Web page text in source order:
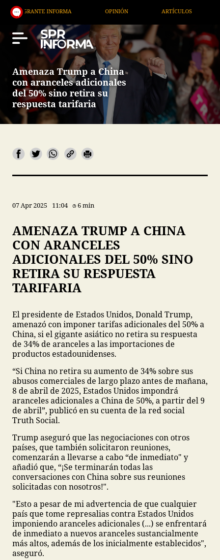
INFORMA
Amenaza Trump a China
con aranceles adicionales
del 50% sino retira su
respuesta tarifaria
07 Apr 2025 11:04 6 min
AMENAZA TRUMP A CHINA
CON ARANCELES
ADICIONALES DEL 50% SINO
RETIRA SU RESPUESTA
TARIFARIA
El presidente de Estados Unidos, Donald Trump,
amenazó con imponer tarifas adicionales del 50% a
China, si el gigante asiático no retira su respuesta
de 34% de aranceles a las importaciones de
productos estadounidenses.
“Si China no retira su aumento de 34% sobre sus
abusos comerciales de largo plazo antes de mañana,
8 de abril de 2025, Estados Unidos impondrá
aranceles adicionales a China de 50%, a partir del 9
de abril”, publicó en su cuenta de la red social
Truth Social.
Trump aseguró que las negociaciones con otros
países, que también solicitaron reuniones,
comenzarán a llevarse a cabo “de inmediato" y
añadió que, “¡Se terminarán todas las
conversaciones con China sobre sus reuniones
solicitadas con nosotros!".
"Esto a pesar de mi advertencia de que cualquier
país que tome represalias contra Estados Unidos
imponiendo aranceles adicionales (...) se enfrentará
de inmediato a nuevos aranceles sustancialmente
más altos, además de los inicialmente establecidos",
aseguró.